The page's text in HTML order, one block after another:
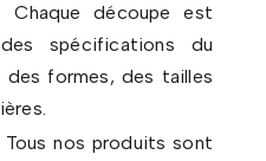
Chaque découpe est
spécifications du
formes, des tailles
Tous nos produits sont